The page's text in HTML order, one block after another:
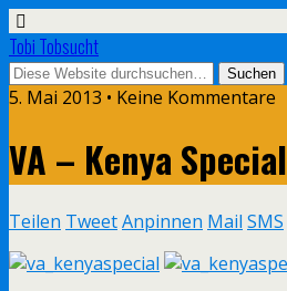
Tobi Tobsucht
5. Mai 2013 • Keine Kommentare
VA – Kenya Special
Teilen TweetAnpinnen Mail SMS